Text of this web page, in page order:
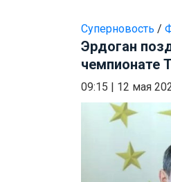
Суперновость /
Эрдоган
чемпионате
09:15 12 мая